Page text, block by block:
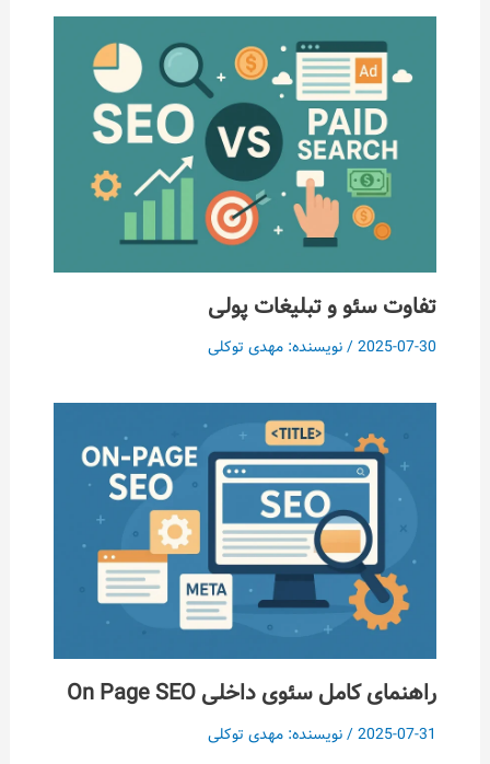
تفاوت سئو و تبلیغات پولی
2025-07-30/ نویسنده: مهدی توکلی
راهنمای کامل سئوی داخلی On Page SEO
2025-07-31/ نویسنده: مهدی توکلی